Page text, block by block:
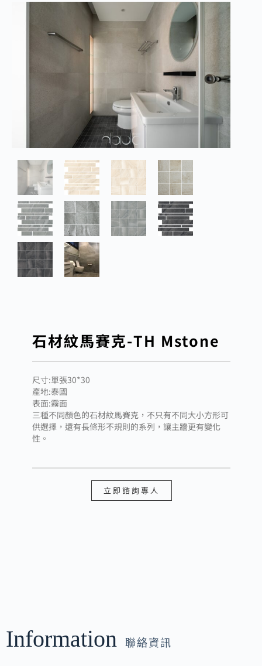
石材紋馬賽克-TH Mstone
尺寸:單張30*30
產地:泰國
表面:霧面
三種不同顏色的石材紋馬賽克，不只有不同大小方形可
供選擇，還有長條形不規則的系列，讓主牆更有變化
性。
立即諮詢專人
Information 聯絡資訊